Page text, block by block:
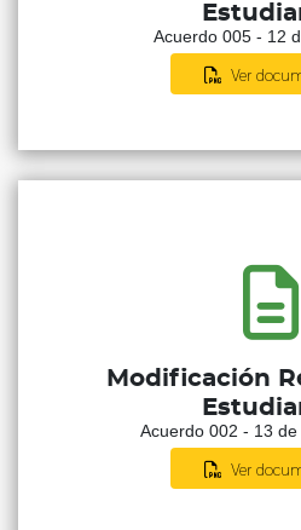
Acuerdo 005 - 12
Ver
Modificación
Acuerdo 002 - 13
Ver